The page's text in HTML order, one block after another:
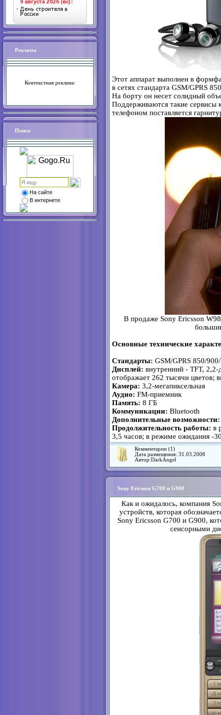
Реклама
Контекстная реклама:
Поиск
На сайте
В интернете
Этот аппарат выполнен в
в сетях стандарта GSM/GPRS
На борту он несет солидный
Поддерживаются такие сервисы
телефоном поставляется
В продаже Sony Ericsson
Основные технические
Стандарты: GSM/GPRS 850/
Дисплей: внутренний - TFT,
отображает 262 тысячи цветов;
Камера: 3,2-мегапиксельная
Аудио: FM-приемник
Память: 8 ГБ
Коммуникации: Bluetooth
Дополнительные возможности:
Продолжительность работы: в
3,5 часов; в режиме ожидания -
Комментарии (1)
Дата размещения: 31.03.2008
Автор:DarkAngel
Sony Ericsson G700 и G900
Как и ожидалось, компания
устройств, которая
Sony Ericsson G700 и G900,
сенсорными